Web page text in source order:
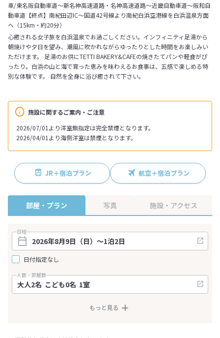
車/東名阪自動車道～新名神高速道路・名神高速道路～近畿自動車道～阪和自
動車道【終点】南紀田辺IC～国道42号線より南紀白浜空港線を白浜温泉方面
へ（15km・約20分）
施設に関するご案内・ご注意
2026/07/01より洋室無指定は完全禁煙となります。
2026/04/01より海側洋室は禁煙となります。
心癒される女子旅を白浜温泉でお過ごしください。インフィニティ足湯から
朝焼けや夕日を望み、潮風に吹かれながらゆったりとした時間をお楽しみい
ただけます。 足湯のお供にTETTI BAKERY&CAFEの焼きたてパンや軽食がぴ
ったり。白浜の山と海で育った恵みを味わえるお食事は、五感で楽しめる特
別な体験です。 自然を全身に浴び癒されて下さい。
JR＋宿泊プラン 航空＋宿泊プラン
部屋・プラン 写真 施設・アクセス
日程
日付指定なし
人数・部屋数
もっと見る